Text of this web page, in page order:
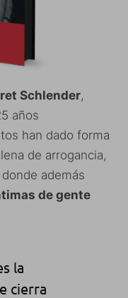
Schlender,
años
han dado forma
de arrogancia,
además
de gente
la
cierra